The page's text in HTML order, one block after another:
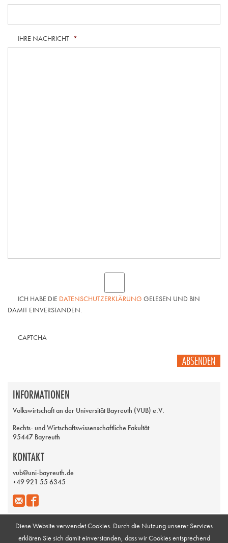
INFORMATIONEN
Volkswirtschaft an der Universität Bayreuth (VUB) e.V.
Rechts- und Wirtschaftswissenschaftliche Fakultät
95447 Bayreuth
KONTAKT
vub@uni-bayreuth.de
+49 921 55 6345
IHRE NACHRICHT *
ICH HABE DIE DATENSCHUTZERKLÄRUNG GELESEN UND BIN
DAMIT EINVERSTANDEN.
CAPTCHA
ABSENDEN
Impressum Galerie
Diese Website verwendet Cookies. Durch die Nutzung unserer Services
erklären Sie sich damit einverstanden, dass wir Cookies entsprechend